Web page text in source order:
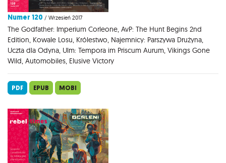
Numer 120 / Wrzesień 2017
The Godfather: Imperium Corleone, AvP: The Hunt Begins 2nd
Edition, Kowale Losu, Królestwo, Najemnicy: Parszywa Drużyna,
Uczta dla Odyna, Ulm: Tempora im Priscum Aurum, Vikings Gone
Wild, Automobiles, Elusive Victory
PDF EPUB MOBI